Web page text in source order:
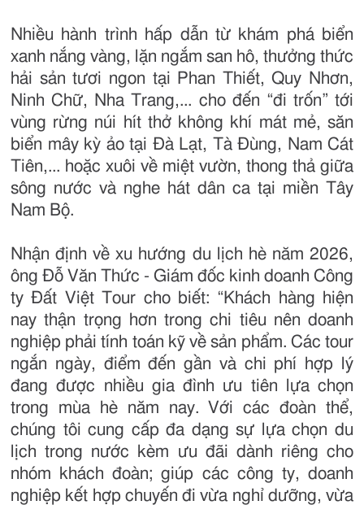
Nhiều hành trình hấp dẫn từ khám phá biển
xanh nắng vàng, lặn ngắm san hô, thưởng thức
hải sản tươi ngon tại Phan Thiết, Quy Nhơn,
Ninh Chữ, Nha Trang,... cho đến “đi trốn” tới
vùng rừng núi hít thở không khí mát mẻ, săn
biển mây kỳ ảo tại Đà Lạt, Tà Đùng, Nam Cát
Tiên,... hoặc xuôi về miệt vườn, thong thả giữa
sông nước và nghe hát dân ca tại miền Tây
Nam Bộ.
Nhận định về xu hướng du lịch hè năm 2026,
ông Đỗ Văn Thức - Giám đốc kinh doanh Công
ty Đất Việt Tour cho biết: “Khách hàng hiện
nay thận trọng hơn trong chi tiêu nên doanh
nghiệp phải tính toán kỹ về sản phẩm. Các tour
ngắn ngày, điểm đến gần và chi phí hợp lý
đang được nhiều gia đình ưu tiên lựa chọn
trong mùa hè năm nay. Với các đoàn thể,
chúng tôi cung cấp đa dạng sự lựa chọn du
lịch trong nước kèm ưu đãi dành riêng cho
nhóm khách đoàn; giúp các công ty, doanh
nghiệp kết hợp chuyến đi vừa nghỉ dưỡng, vừa